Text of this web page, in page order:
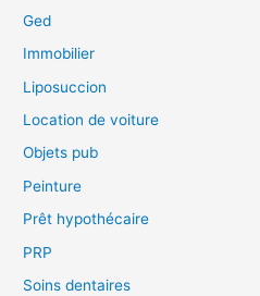
Ged
Immobilier
Liposuccion
Location de voiture
Objets pub
Peinture
Prêt hypothécaire
PRP
Soins dentaires